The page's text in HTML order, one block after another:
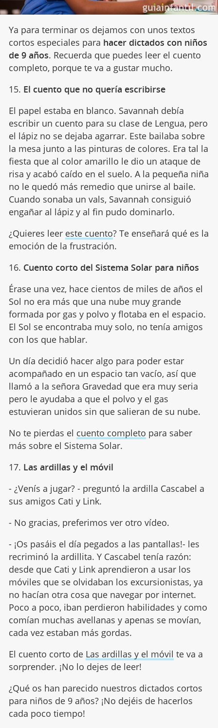
Ya para terminar os dejamos con unos textos
cortos especiales para hacer dictados con niños
de 9 años. Recuerda que puedes leer el cuento
completo, porque te va a gustar mucho.
15. El cuento que no quería escribirse
El papel estaba en blanco. Savannah debía
escribir un cuento para su clase de Lengua, pero
el lápiz no se dejaba agarrar. Este bailaba sobre
la mesa junto a las pinturas de colores. Era tal la
fiesta que al color amarillo le dio un ataque de
risa y acabó caído en el suelo. A la pequeña niña
no le quedó más remedio que unirse al baile.
Cuando sonaba un vals, Savannah consiguió
engañar al lápiz y al fin pudo dominarlo.
¿Quieres leer este cuento? Te enseñará qué es la
emoción de la frustración.
16. Cuento corto del Sistema Solar para niños
Érase una vez, hace cientos de miles de años el
Sol no era más que una nube muy grande
formada por gas y polvo y flotaba en el espacio.
El Sol se encontraba muy solo, no tenía amigos
con los que hablar.
Un día decidió hacer algo para poder estar
acompañado en un espacio tan vacío, así que
llamó a la señora Gravedad que era muy seria
pero le ayudaba a que el polvo y el gas
estuvieran unidos sin que salieran de su nube.
No te pierdas el cuento completo para saber
más sobre el Sistema Solar.
17. Las ardillas y el móvil
- ¿Venís a jugar? - preguntó la ardilla Cascabel a
sus amigos Cati y Link.
- No gracias, preferimos ver otro vídeo.
- ¡Os pasáis el día pegados a las pantallas!- les
recriminó la ardillita. Y Cascabel tenía razón:
desde que Cati y Link aprendieron a usar los
móviles que se olvidaban los excursionistas, ya
no hacían otra cosa que navegar por internet.
Poco a poco, iban perdieron habilidades y como
comían muchas avellanas y apenas se movían,
cada vez estaban más gordas.
El cuento corto de Las ardillas y el móvil te va a
sorprender. ¡No lo dejes de leer!
¿Qué os han parecido nuestros dictados cortos
para niños de 9 años? ¡No dejéis de hacerlos
cada poco tiempo!